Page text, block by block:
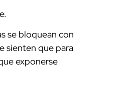
se bloquean con
sienten que para
exponerse